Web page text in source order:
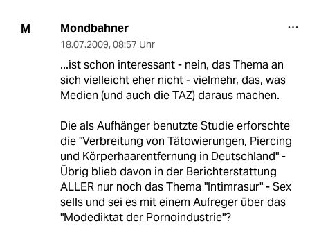
M Mondbahner
18.07.2009, 08:57 Uhr
...ist schon interessant - nein, das Thema an
sich vielleicht eher nicht - vielmehr, das, was
Medien (und auch die TAZ) daraus machen.
Die als Aufhänger benutzte Studie erforschte
die "Verbreitung von Tätowierungen, Piercing
und Körperhaarentfernung in Deutschland" -
Übrig blieb davon in der Berichterstattung
ALLER nur noch das Thema "Intimrasur" - Sex
sells und sei es mit einem Aufreger über das
"Modediktat der Pornoindustrie"?